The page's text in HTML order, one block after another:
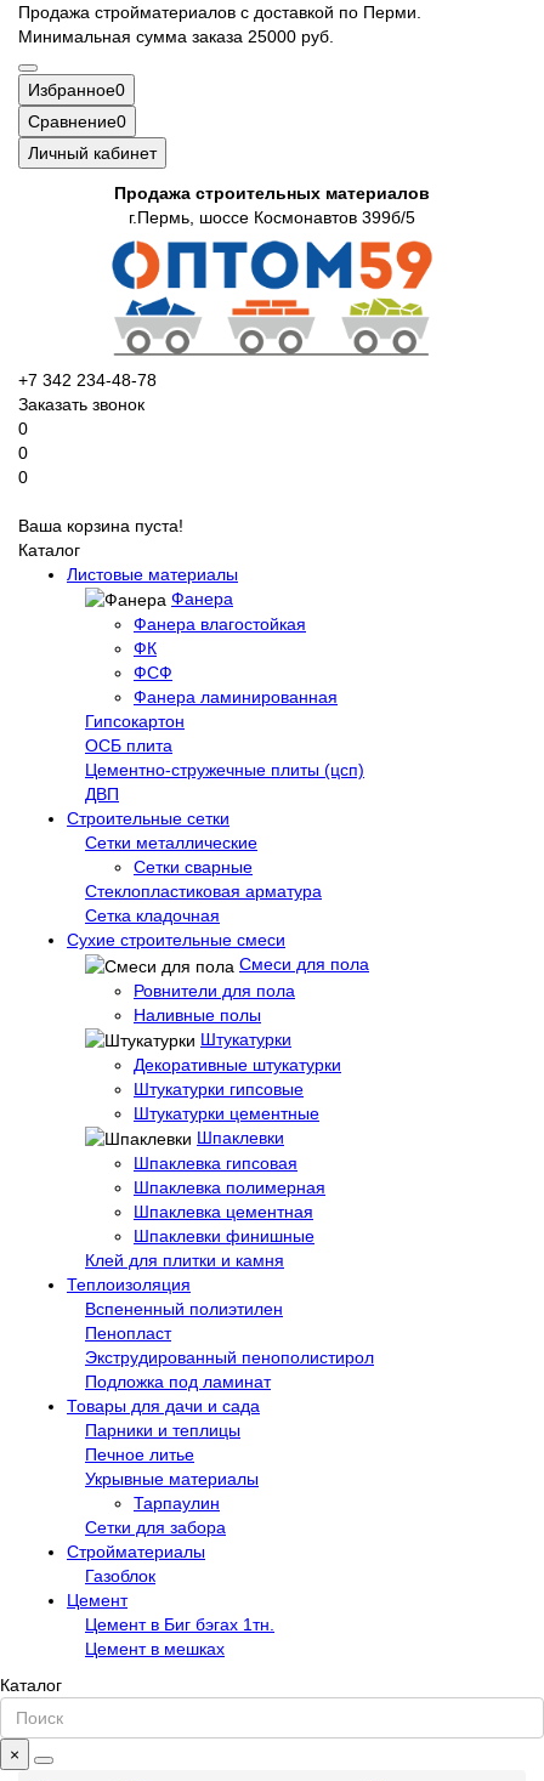
Продажа стройматериалов с доставкой по Перми.
Минимальная сумма заказа 25000 руб.
Избранное0
Сравнение0
Личный кабинет
Продажа строительных материалов
г.Пермь, шоссе Космонавтов 399б/5
+7 342 234-48-78
Заказать звонок
0
0
0
Ваша корзина пуста!
Каталог
Листовые материалы
Фанера
Фанера влагостойкая
ФК
ФСФ
Фанера ламинированная
Гипсокартон
ОСБ плита
Цементно-стружечные плиты (цсп)
ДВП
Строительные сетки
Сетки металлические
Сетки сварные
Стеклопластиковая арматура
Сетка кладочная
Сухие строительные смеси
Смеси для пола
Ровнители для пола
Наливные полы
Штукатурки
Декоративные штукатурки
Штукатурки гипсовые
Штукатурки цементные
Шпаклевки
Шпаклевка гипсовая
Шпаклевка полимерная
Шпаклевка цементная
Шпаклевки финишные
Клей для плитки и камня
Теплоизоляция
Вспененный полиэтилен
Пенопласт
Экструдированный пенополистирол
Подложка под ламинат
Товары для дачи и сада
Парники и теплицы
Печное литье
Укрывные материалы
Тарпаулин
Сетки для забора
Стройматериалы
Газоблок
Цемент
Цемент в Биг бэгах 1тн.
Цемент в мешках
Каталог
×